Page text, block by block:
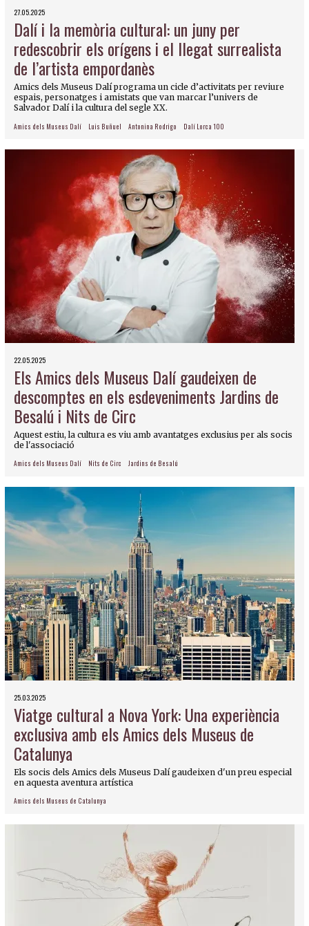
27.05.2025
Dalí i la memòria cultural: un juny per
redescobrir els orígens i el llegat surrealista
de l’artista empordanès
Amics dels Museus Dalí programa un cicle d’activitats per reviure
espais, personatges i amistats que van marcar l’univers de
Salvador Dalí i la cultura del segle XX.
Amics dels Museus Dalí Luis Buñuel Antonina Rodrigo Dalí Lorca 100
22.05.2025
Els Amics dels Museus Dalí gaudeixen de
descomptes en els esdeveniments Jardins de
Besalú i Nits de Circ
Aquest estiu, la cultura es viu amb avantatges exclusius per als socis
de l'associació
Amics dels Museus Dalí Nits de Circ Jardins de Besalú
25.03.2025
Viatge cultural a Nova York: Una experiència
exclusiva amb els Amics dels Museus de
Catalunya
Els socis dels Amics dels Museus Dalí gaudeixen d'un preu especial
en aquesta aventura artística
Amics dels Museus de Catalunya